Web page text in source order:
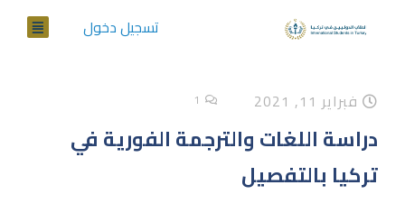
تسجيل دخول
فبراير 11, 2021 1
دراسة اللغات والترجمة الفورية في
تركيا بالتفصيل